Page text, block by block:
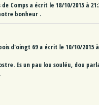
de Comps a écrit le 18/10/2015 à
bonheur .
d'oingt 69 a écrit le 10/10/2015 à
Es un pau lou souléu, dou